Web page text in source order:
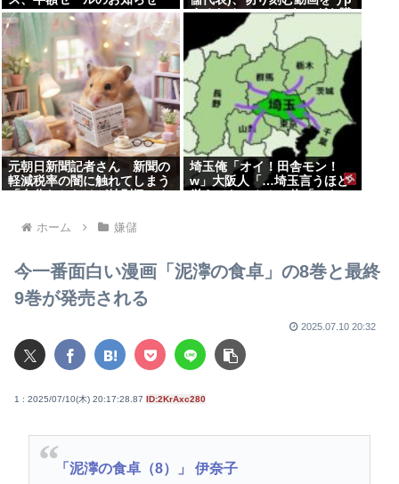
するためにストッキングを購
入、ハサミを入れて感触を楽
しむ
元朝日新聞記者さん 新聞の
軽減税率の闇に触れてしまう
「自分たちだけが特別扱いさ
い」
埼玉俺「オイ！田舎モン！
w」大阪人「…埼玉言うほど
栄えてないやん」俺「でも、
ホーム
嫌儲
今一番面白い漫画「泥濘の食卓」の8巻と最終
9巻が発売される
2025.07.10 20:32
1 : 2025/07/10(木) 20:17:28.87 ID:2KrAxc280
「泥濘の食卓（8）」 伊奈子